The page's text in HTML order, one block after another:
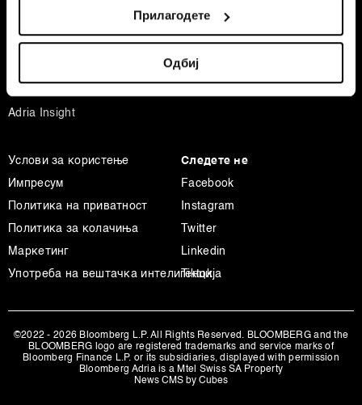
Identify your device by actively scanning it for
specific characteristics (fingerprinting)
Find out more about how your personal data is processed
and set your preferences in the
d.o.o. и Пертнери. Повеќе за податоците кои ги
обработуваме како и за вашите права прочитајте во
нашата Политика на приватност, а за колачињата и
други слични технологии воПолитиката на
. Колачињата во кој било момент можете
деталите“. Согласноста можете во кој било момент да
Прилагодете
Одбиј
Спорт
Adria Insight
Услови за користење
Импресум
Политика на приватност
Политика за колачиња
Маркетинг
Употреба на вештачка интелигенција
Следете не
Facebook
Instagram
Twitter
Linkedin
Tiktok
©2022 - 2026 Bloomberg L.P. All Rights Reserved. BLOOMBERG and the
BLOOMBERG logo are registered trademarks and service marks of
Bloomberg Finance L.P. or its subsidiaries, displayed with permission
Bloomberg Adria is a Mtel Swiss SA Property
News CMS by Cubes